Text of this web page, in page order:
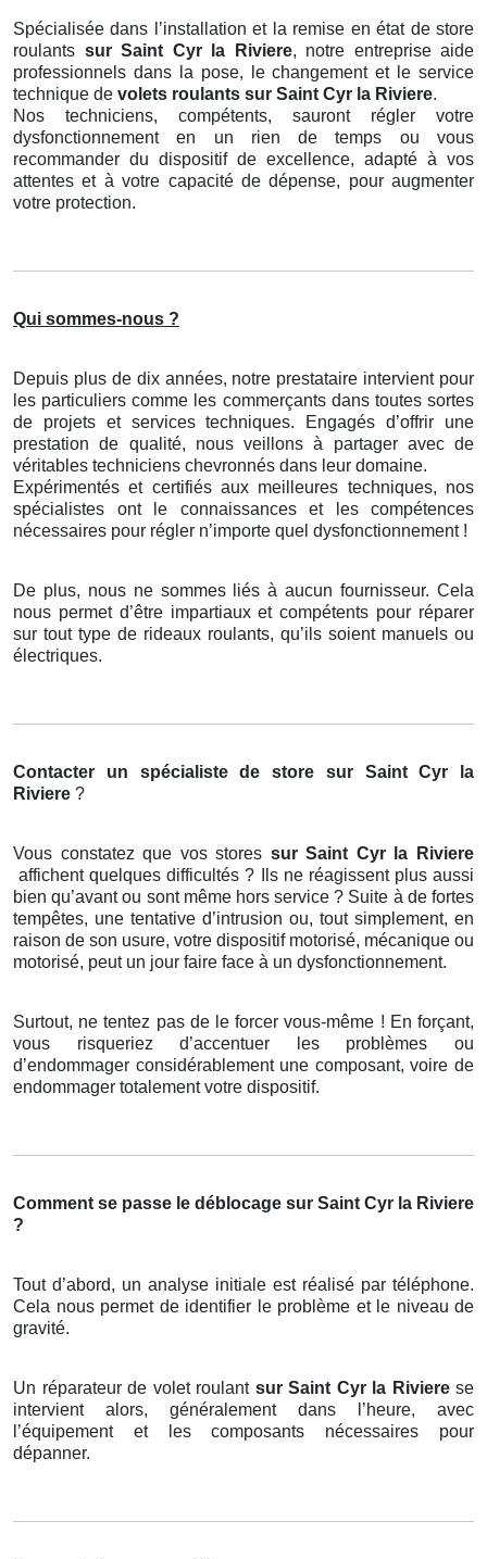
Spécialisée dans l’installation et la remise en état de store
roulants sur Saint Cyr la Riviere, notre entreprise aide
professionnels dans la pose, le changement et le service
technique de volets roulants sur Saint Cyr la Riviere.
Nos techniciens, compétents, sauront régler votre
dysfonctionnement en un rien de temps ou vous
recommander du dispositif de excellence, adapté à vos
attentes et à votre capacité de dépense, pour augmenter
votre protection.
Qui sommes-nous ?
Depuis plus de dix années, notre prestataire intervient pour
les particuliers comme les commerçants dans toutes sortes
de projets et services techniques. Engagés d’offrir une
prestation de qualité, nous veillons à partager avec de
véritables techniciens chevronnés dans leur domaine.
Expérimentés et certifiés aux meilleures techniques, nos
spécialistes ont le connaissances et les compétences
nécessaires pour régler n’importe quel dysfonctionnement !
De plus, nous ne sommes liés à aucun fournisseur. Cela
nous permet d’être impartiaux et compétents pour réparer
sur tout type de rideaux roulants, qu’ils soient manuels ou
électriques.
Contacter un spécialiste de store
sur Saint Cyr la
Riviere ?
Vous constatez que vos stores sur Saint Cyr la Riviere
affichent quelques difficultés ? Ils ne réagissent plus aussi
bien qu’avant ou sont même hors service ? Suite à de fortes
tempêtes, une tentative d’intrusion ou, tout simplement, en
raison de son usure, votre dispositif motorisé, mécanique ou
motorisé, peut un jour faire face à un dysfonctionnement.
Surtout, ne tentez pas de le forcer vous-même ! En forçant,
vous risqueriez d’accentuer les problèmes ou
d’endommager considérablement une composant, voire de
endommager totalement votre dispositif.
Comment se passe le déblocage sur Saint Cyr la Riviere
?
Tout d’abord, un analyse initiale est réalisé par téléphone.
Cela nous permet de identifier le problème et le niveau de
gravité.
Un réparateur de volet roulant sur Saint Cyr la Riviere se
intervient alors, généralement dans l’heure, avec
l’équipement et les composants nécessaires pour
dépanner.